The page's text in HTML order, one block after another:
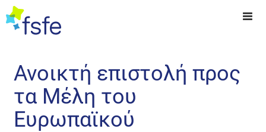
Ανοικτή επιστολή προς
τα Μέλη του
Ευρωπαϊκού